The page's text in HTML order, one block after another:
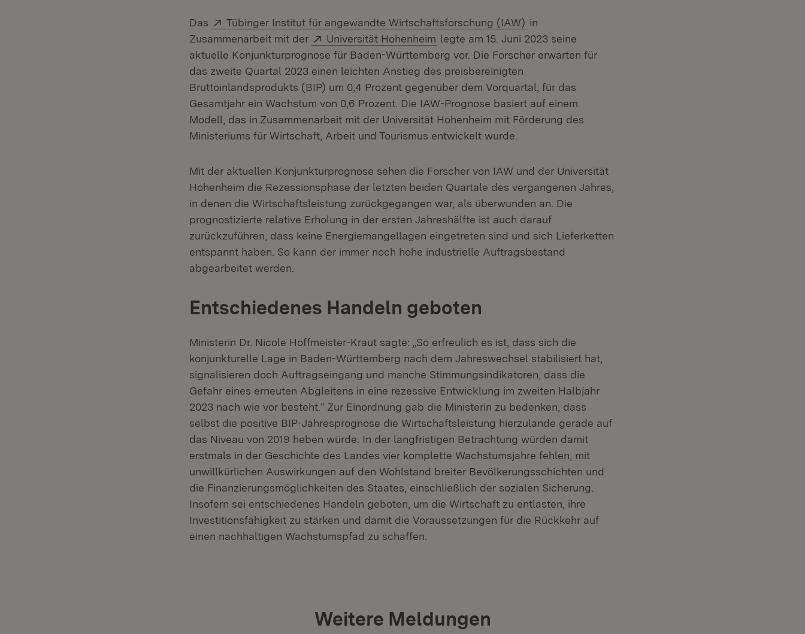
Das Extern:
Tübinger Institut für angewandte Wirtschaftsforschung (IAW) (Öffnet in neuem Fenster)
in
Zusammenarbeit mit der
Extern:
Universität Hohenheim (Öffnet in neuem Fenster)
legte am 15. Juni 2023 seine
aktuelle Konjunkturprognose für Baden-Württemberg vor. Die Forscher erwarten für
das zweite Quartal 2023 einen leichten Anstieg des preisbereinigten
Bruttoinlandsprodukts (BIP) um 0,4 Prozent gegenüber dem Vorquartal, für das
Gesamtjahr ein Wachstum von 0,6 Prozent. Die IAW-Prognose basiert auf einem
Modell, das in Zusammenarbeit mit der Universität Hohenheim mit Förderung des
Ministeriums für Wirtschaft, Arbeit und Tourismus entwickelt wurde.
Mit der aktuellen Konjunkturprognose sehen die Forscher von IAW und der Universität
Hohenheim die Rezessionsphase der letzten beiden Quartale des vergangenen Jahres,
in denen die Wirtschaftsleistung zurückgegangen war, als überwunden an. Die
prognostizierte relative Erholung in der ersten Jahreshälfte ist auch darauf
zurückzuführen, dass keine Energiemangellagen eingetreten sind und sich Lieferketten
entspannt haben. So kann der immer noch hohe industrielle Auftragsbestand
abgearbeitet werden.
Entschiedenes Handeln geboten
Ministerin Dr. Nicole Hoffmeister-Kraut sagte: „So erfreulich es ist, dass sich die
konjunkturelle Lage in Baden-Württemberg nach dem Jahreswechsel stabilisiert hat,
signalisieren doch Auftragseingang und manche Stimmungsindikatoren, dass die
Gefahr eines erneuten Abgleitens in eine rezessive Entwicklung im zweiten Halbjahr
2023 nach wie vor besteht.“ Zur Einordnung gab die Ministerin zu bedenken, dass
selbst die positive BIP-Jahresprognose die Wirtschaftsleistung hierzulande gerade auf
das Niveau von 2019 heben würde. In der langfristigen Betrachtung würden damit
erstmals in der Geschichte des Landes vier komplette Wachstumsjahre fehlen, mit
unwillkürlichen Auswirkungen auf den Wohlstand breiter Bevölkerungsschichten und
die Finanzierungsmöglichkeiten des Staates, einschließlich der sozialen Sicherung.
Insofern sei entschiedenes Handeln geboten, um die Wirtschaft zu entlasten, ihre
Investitionsfähigkeit zu stärken und damit die Voraussetzungen für die Rückkehr auf
einen nachhaltigen Wachstumspfad zu schaffen.
Weitere Meldungen